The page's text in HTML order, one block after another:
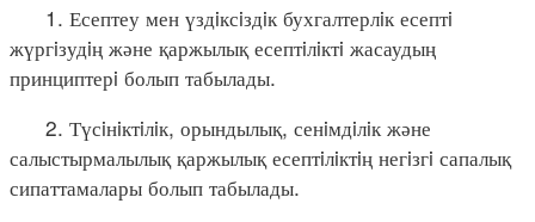
1. Есептеу мен үздiксiздiк бухгалтерлiк есептi
жүргiзудiң және қаржылық есептiлiктi жасаудың
принциптерi болып табылады.
2. Түсiнiктiлiк, орындылық, сенiмдiлiк және
салыстырмалылық қаржылық есептiлiктiң негiзгi сапалық
сипаттамалары болып табылады.